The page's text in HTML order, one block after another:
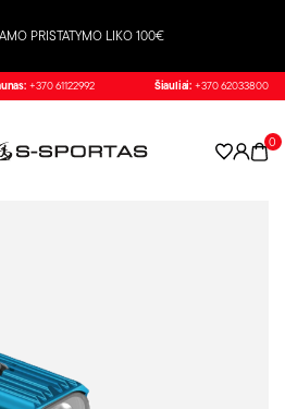
PRISTATYMO LIKO 100€
+370 61122992 Šiauliai: +370 62033800
0